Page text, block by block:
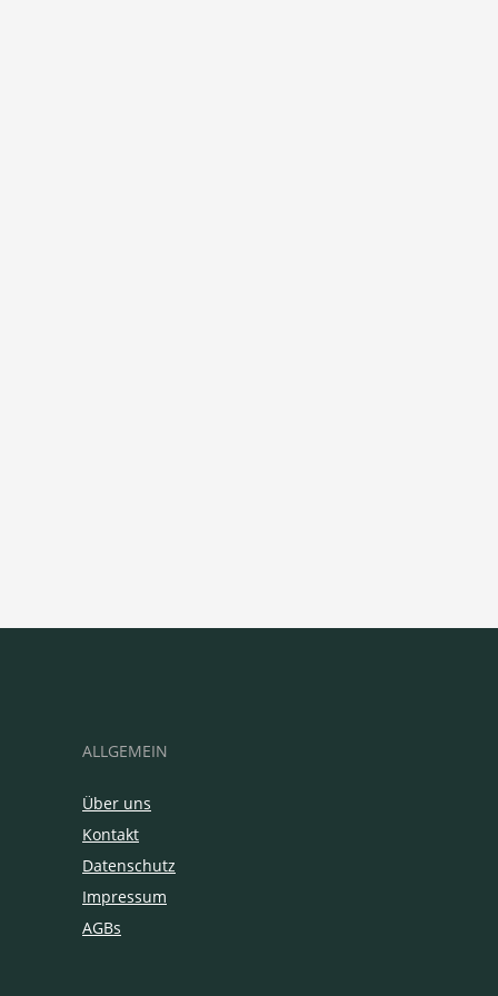
ALLGEMEIN
Über uns
Kontakt
Datenschutz
Impressum
AGBs